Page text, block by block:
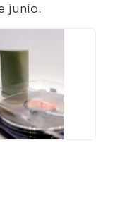
junio.